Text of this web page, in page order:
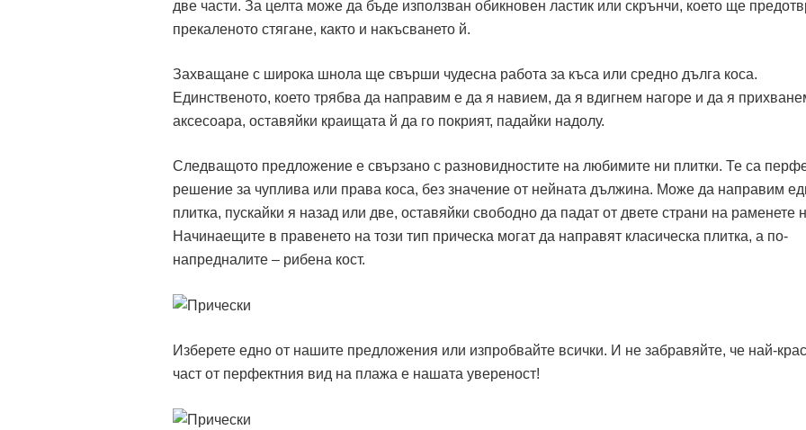
две части. За целта може да бъде използван обикновен ластик или скрънчи, което ще
прекаленото стягане, както и накъсването й.
Захващане с широка шнола ще свърши чудесна работа за къса или средно дълга коса.
Единственото, което трябва да направим е да я навием, да я вдигнем нагоре и да я
аксесоара, оставяйки краищата й да го покрият, падайки надолу.
Следващото предложение е свързано с разновидностите на любимите ни плитки. Те са
решение за чуплива или права коса, без значение от нейната дължина. Може да направим
плитка, пускайки я назад или две, оставяйки свободно да падат от двете страни на раменете
Начинаещите в правенето на този тип прическа могат да направят класическа плитка, а по-
напредналите – рибена кост.
Изберете едно от нашите предложения или изпробвайте всички. И не забравяйте, че най-
част от перфектния вид на плажа е нашата увереност!